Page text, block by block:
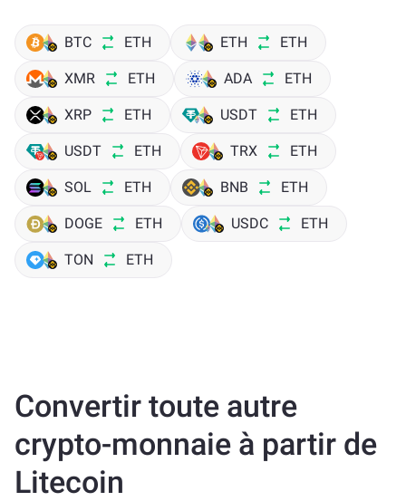
BTC ETH ETH ETH
XMR ETH ADA ETH
XRP ETH USDT ETH
USDT ETH TRX ETH
SOL ETH BNB ETH
DOGE ETH USDC ETH
TON ETH
Convertir toute autre
crypto-monnaie à partir de
Litecoin